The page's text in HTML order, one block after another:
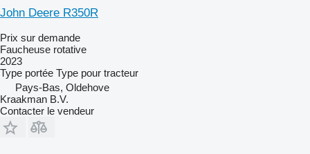
John Deere R350R
Prix sur demande
Faucheuse rotative
2023
Type portée Type pour tracteur
Pays-Bas, Oldehove
Kraakman B.V.
Contacter le vendeur